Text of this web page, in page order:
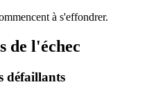
à s'effondrer.
de l'échec
défaillants